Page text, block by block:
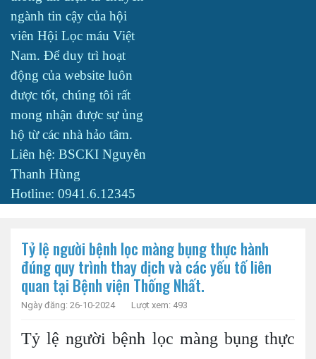
ngành tin cậy của hội
viên Hội Lọc máu Việt
Nam. Để duy trì hoạt
động của website luôn
được tốt, chúng tôi rất
mong nhận được sự ủng
hộ từ các nhà hảo tâm.
Liên hệ: BSCKI Nguyễn
Thanh Hùng
Hotline: 0941.6.12345
Tỷ lệ người bệnh lọc màng bụng thực hành
đúng quy trình thay dịch và các yếu tố liên
quan tại Bệnh viện Thống Nhất.
Ngày đăng: 26-10-2024 Lượt xem: 493
Tỷ lệ người bệnh lọc màng bụng thực